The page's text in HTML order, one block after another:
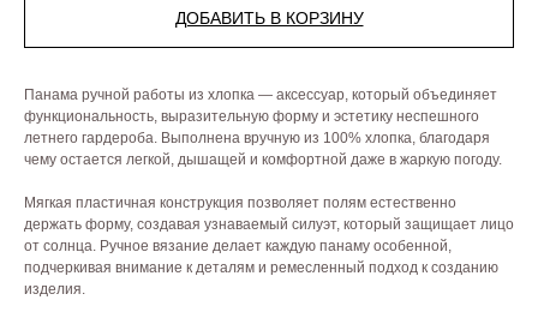
ДОБАВИТЬ В КОРЗИНУ
Панама ручной работы из хлопка — аксессуар, который объединяет
функциональность, выразительную форму и эстетику неспешного
летнего гардероба. Выполнена вручную из 100% хлопка, благодаря
чему остается легкой, дышащей и комфортной даже в жаркую погоду.
Мягкая пластичная конструкция позволяет полям естественно
держать форму, создавая узнаваемый силуэт, который защищает лицо
от солнца. Ручное вязание делает каждую панаму особенной,
подчеркивая внимание к деталям и ремесленный подход к созданию
изделия.